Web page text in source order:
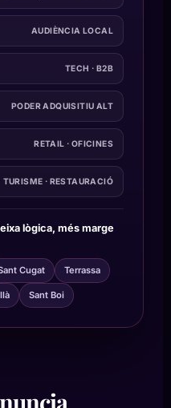
AUDIÈNCIA LOCAL
TECH · B2B
PODER ADQUISITIU ALT
RETAIL · OFICINES
TURISME · RESTAURACIÓ
lògica, més marge
Cugat Terrassa
Sant Boi